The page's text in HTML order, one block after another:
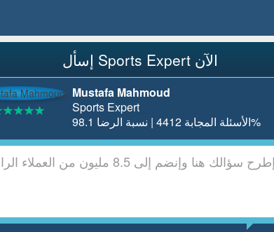
إسأل Sports Expert الآن
Mustafa Mahmoud
Sports Expert
الأسئلة المجابة 4412 | نسبة الرضا 98.1%